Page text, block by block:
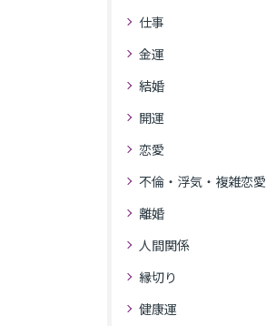
仕事
金運
結婚
開運
恋愛
不倫・浮気・複雑恋愛
離婚
人間関係
縁切り
健康運